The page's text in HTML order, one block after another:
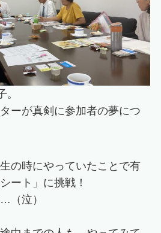
ーが真剣に参加者の夢につ
の時にやっていたことで有
ート」に挑戦！
（泣）